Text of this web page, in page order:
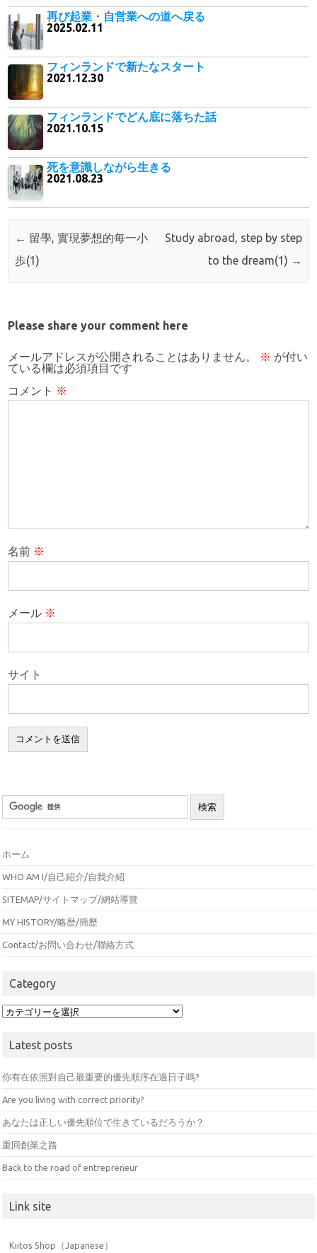
再び起業・自営業への道へ戻る
2025.02.11
フィンランドで新たなスタート
2021.12.30
フィンランドでどん底に落ちた話
2021.10.15
死を意識しながら生きる
2021.08.23
Post navigation
← 留學, 實現夢想的每一小
歩(1)
Study abroad, step by step
to the dream(1) →
Please share your comment here
メールアドレスが公開されることはありません。 ※ が付い
ている欄は必須項目です
コメント ※
名前 ※
メール ※
サイト
ホーム
WHO AM I/自己紹介/自我介紹
SITEMAP/サイトマップ/網站導覽
MY HISTORY/略歴/簡歷
Contact/お問い合わせ/聯絡方式
Category
Category
Latest posts
你有在依照對自己最重要的優先順序在過日子嗎?
Are you living with correct priority?
あなたは正しい優先順位で生きているだろうか？
重回創業之路
Back to the road of entrepreneur
Link site
Kiitos Shop（Japanese）